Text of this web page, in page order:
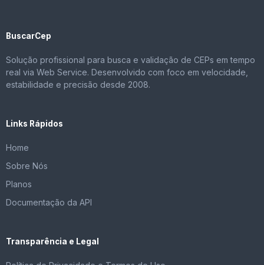
BuscarCep
Solução profissional para busca e validação de CEPs em tempo
real via Web Service. Desenvolvido com foco em velocidade,
estabilidade e precisão desde 2008.
Links Rápidos
Home
Sobre Nós
Planos
Documentação da API
Transparência e Legal